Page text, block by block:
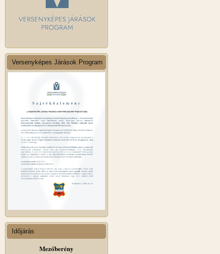
Versenyképes Járások Program
Időjárás
Mezőberény